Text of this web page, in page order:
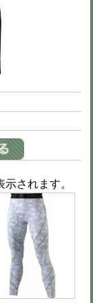
拡大画